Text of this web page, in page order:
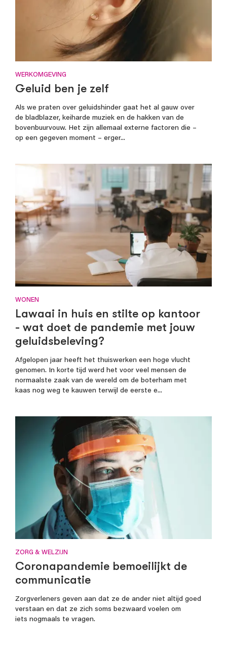
WERKOMGEVING
Geluid ben je zelf
Als we praten over geluidshinder gaat het al gauw over
de bladblazer, keiharde muziek en de hakken van de
bovenbuurvouw. Het zijn allemaal externe factoren die –
op een gegeven moment – erger...
WONEN
Lawaai in huis en stilte op kantoor
- wat doet de pandemie met jouw
geluidsbeleving?
Afgelopen jaar heeft het thuiswerken een hoge vlucht
genomen. In korte tijd werd het voor veel mensen de
normaalste zaak van de wereld om de boterham met
kaas nog weg te kauwen terwijl de eerste e...
ZORG & WELZIJN
Coronapandemie bemoeilijkt de
communicatie
Zorgverleners geven aan dat ze de ander niet altijd goed
verstaan en dat ze zich soms bezwaard voelen om
iets nogmaals te vragen.